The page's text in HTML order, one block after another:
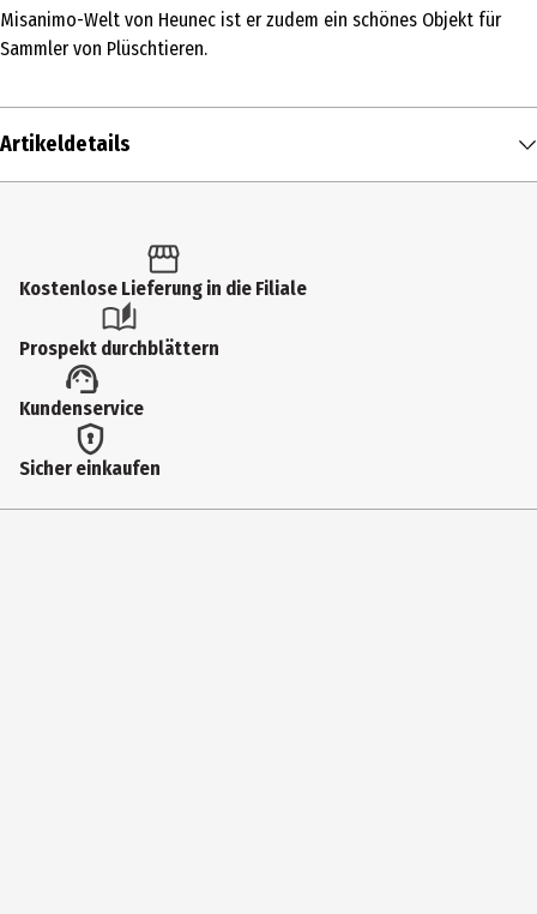
Misanimo-Welt von Heunec ist er zudem ein schönes Objekt für
Sammler von Plüschtieren.
Artikeldetails
Produkttyp
Kuschelartikel
Altersempfehlung ab
3 Jahre
Artikelnummer des Herstellers
Kostenlose Lieferung in die Filiale
Prospekt durchblättern
Kundenservice
Sicher einkaufen